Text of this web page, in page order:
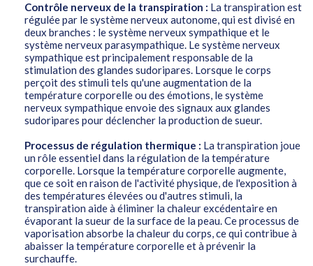
Contrôle nerveux de la transpiration : La transpiration est
régulée par le système nerveux autonome, qui est divisé en
deux branches : le système nerveux sympathique et le
système nerveux parasympathique. Le système nerveux
sympathique est principalement responsable de la
stimulation des glandes sudoripares. Lorsque le corps
perçoit des stimuli tels qu'une augmentation de la
température corporelle ou des émotions, le système
nerveux sympathique envoie des signaux aux glandes
sudoripares pour déclencher la production de sueur.
Processus de régulation thermique : La transpiration joue
un rôle essentiel dans la régulation de la température
corporelle. Lorsque la température corporelle augmente,
que ce soit en raison de l'activité physique, de l'exposition à
des températures élevées ou d'autres stimuli, la
transpiration aide à éliminer la chaleur excédentaire en
évaporant la sueur de la surface de la peau. Ce processus de
vaporisation absorbe la chaleur du corps, ce qui contribue à
abaisser la température corporelle et à prévenir la
surchauffe.